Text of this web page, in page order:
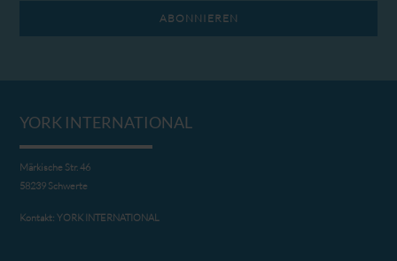
ABONNIEREN
YORK INTERNATIONAL
Märkische Str. 46
58239 Schwerte
Kontakt:YORK INTERNATIONAL